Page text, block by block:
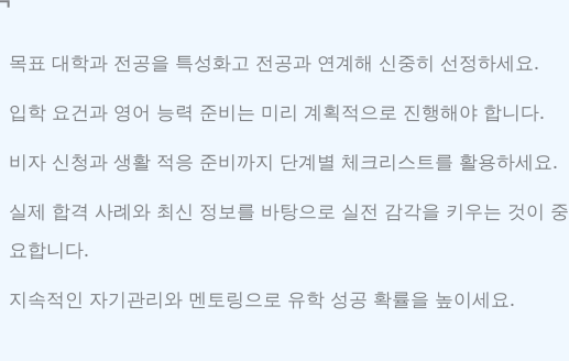
목표 대학과 전공을 특성화고 전공과 연계해 신중히 선정하세요.
입학 요건과 영어 능력 준비는 미리 계획적으로 진행해야 합니다.
비자 신청과 생활 적응 준비까지 단계별 체크리스트를 활용하세요.
실제 합격 사례와 최신 정보를 바탕으로 실전 감각을 키우는 것이 중
요합니다.
지속적인 자기관리와 멘토링으로 유학 성공 확률을 높이세요.